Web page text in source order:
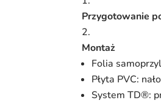
Przygotowanie
Montaż
Folia
Płyta PVC:
System TD®: